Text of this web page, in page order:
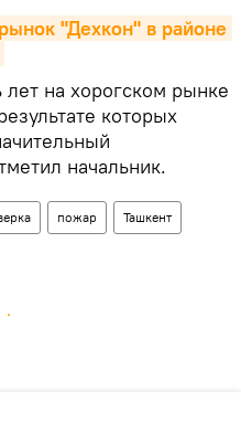
"Дехкон" в районе
лет на хорогском рынке
которых
начальник.
пожар Ташкент